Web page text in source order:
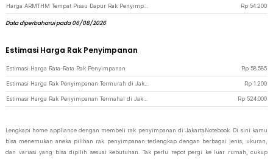
Rp 54.200
Data diperbaharui pada 06/08/2026
Estimasi Harga Rak Penyimpanan
Estimasi Harga Rata-Rata Rak Penyimpanan Rp 58.585
Rp 1.200
Rp 524.000
Lengkapi home appliance dengan membeli rak penyimpanan di JakartaNotebook. Di sini kamu
bisa menemukan aneka pilihan rak penyimpanan terlengkap dengan berbagai jenis, ukuran,
dan variasi yang bisa dipilih sesuai kebutuhan. Tak perlu repot pergi ke luar rumah, cukup